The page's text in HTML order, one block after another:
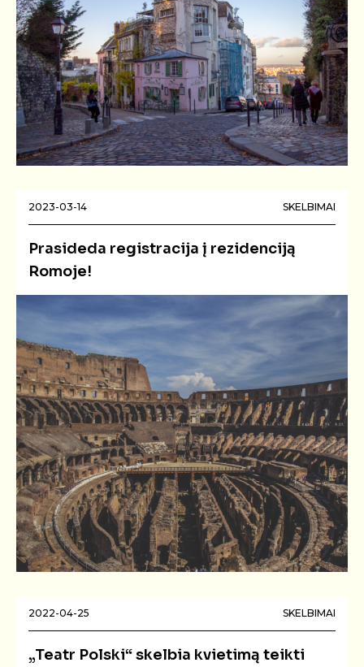
2023-03-14 SKELBIMAI
Prasideda registracija į rezidenciją
Romoje!
2022-04-25 SKELBIMAI
„Teatr Polski“ skelbia kvietimą teikti